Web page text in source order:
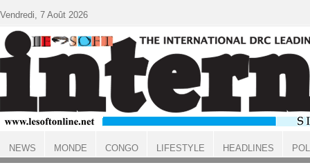
ACCUEIL
Vendredi, 7 Août 2026
NEWS MONDE CONGO LIFESTYLE HEADLINES